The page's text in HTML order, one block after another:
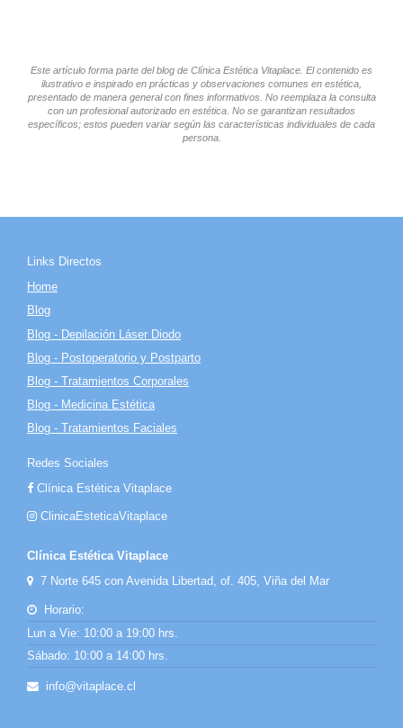
Este artículo forma parte del blog de Clínica Estética Vitaplace. El contenido es
ilustrativo e inspirado en prácticas y observaciones comunes en estética,
presentado de manera general con fines informativos. No reemplaza la consulta
con un profesional autorizado en estética. No se garantizan resultados
específicos; estos pueden variar según las características individuales de cada
persona.
Links Directos
Home
Blog
Blog - Depilación Láser Diodo
Blog - Postoperatorio y Postparto
Blog - Tratamientos Corporales
Blog - Medicina Estética
Blog - Tratamientos Faciales
Redes Sociales
Clínica Estética Vitaplace
ClinicaEsteticaVitaplace
Clínica Estética Vitaplace
7 Norte 645 con Avenida Libertad, of. 405, Viña del Mar
Horario:
Lun a Vie: 10:00 a 19:00 hrs.
Sábado: 10:00 a 14:00 hrs.
info@vitaplace.cl